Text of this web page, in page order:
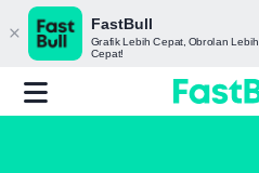
FastBull
Grafik Lebih Cepat, Obrolan Lebih
Cepat!